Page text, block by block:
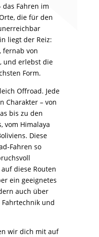
das Fahren im
die für den
liegt der Reiz:
fernab von
und erlebst die
Form.
Offroad. Jede
Charakter – von
bis zu den
vom Himalaya
Diese
Fahren so
diese Routen
ein geeignetes
auch über
und
wir dich mit auf